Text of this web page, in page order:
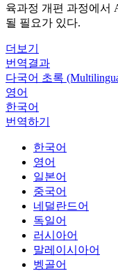
육과정 개편 과정에서
될 필요가 있다.
더보기
번역결과
다국어 초록
영어
한국어
번역하기
한국어
영어
일본어
중국어
네덜란드어
독일어
러시아어
말레이시아어
벵골어